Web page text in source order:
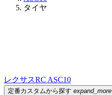
タイヤ
レクサスRC ASC10
定番カスタムから探す expand_more